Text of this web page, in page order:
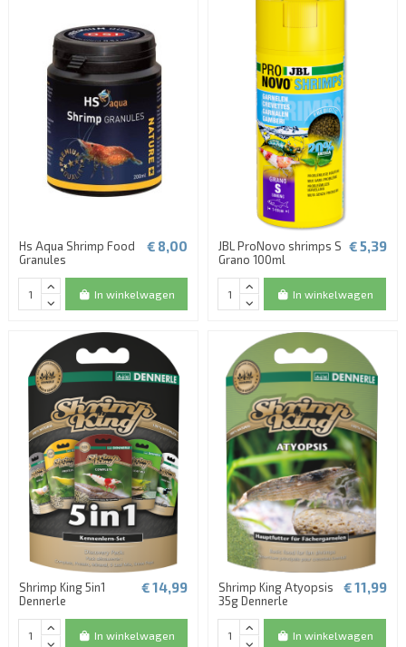
Hs Aqua Shrimp Food
Granules
€ 8,00
In winkelwagen
JBL ProNovo shrimps S
Grano 100ml
€ 5,39
In winkelwagen
Shrimp King 5in1
Dennerle
€ 14,99
In winkelwagen
Shrimp King Atyopsis
35g Dennerle
€ 11,99
In winkelwagen